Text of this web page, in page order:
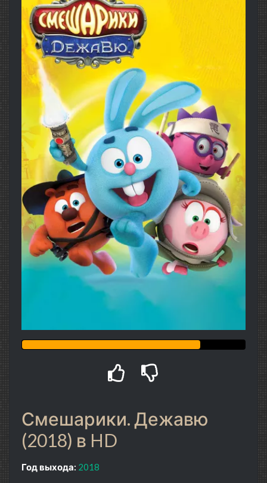
Смешарики. Дежавю
(2018) в HD
Год выхода: 2018